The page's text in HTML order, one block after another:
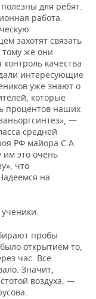
для ребят.
работа.
захотят связать
тому же они
качества
интересующие
уже знают о
которые
процентов наших
—
средней
РФ майора С.А.
это очень
что
на
пробы
открытием то,
час. Все
Значит,
воздуха, —